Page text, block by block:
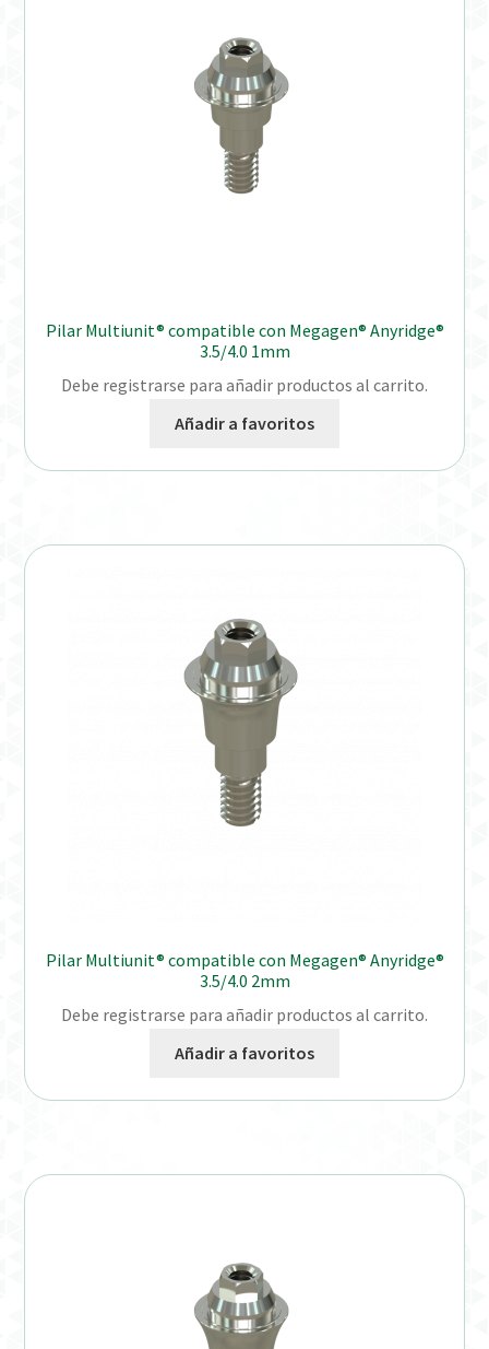
Productos Favoritos
Verification Required
Pilar Multiunit® compatible con Megagen® Anyridge®
3.5/4.0 1mm
Debe registrarse para añadir productos al carrito.
Añadir a favoritos
Pilar Multiunit® compatible con Megagen® Anyridge®
3.5/4.0 2mm
Debe registrarse para añadir productos al carrito.
Añadir a favoritos